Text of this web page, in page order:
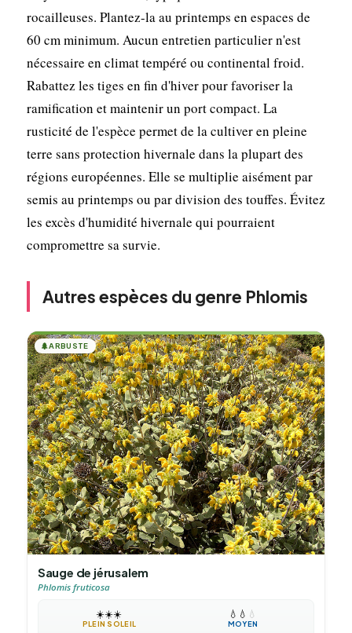
rocailleuses. Plantez-la au printemps en espaces de
60 cm minimum. Aucun entretien particulier n'est
nécessaire en climat tempéré ou continental froid.
Rabattez les tiges en fin d'hiver pour favoriser la
ramification et maintenir un port compact. La
rusticité de l'espèce permet de la cultiver en pleine
terre sans protection hivernale dans la plupart des
régions européennes. Elle se multiplie aisément par
semis au printemps ou par division des touffes. Évitez
les excès d'humidité hivernale qui pourraient
compromettre sa survie.
Autres espèces du genre Phlomis
🌲ARBUSTE
Sauge de jérusalem
Phlomis fruticosa
☀️☀️☀️
PLEIN SOLEIL
💧 💧 💧
MOYEN